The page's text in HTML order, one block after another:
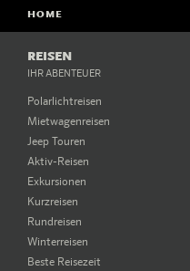
HOME
REISEN
IHR ABENTEUER
Polarlichtreisen
Mietwagenreisen
Jeep Touren
Aktiv-Reisen
Exkursionen
Kurzreisen
Rundreisen
Winterreisen
Beste Reisezeit